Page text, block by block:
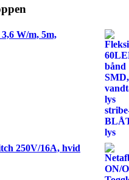
W/m, 5m,
250V/16A, hvid